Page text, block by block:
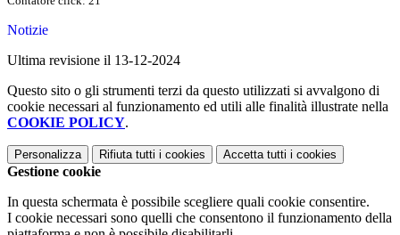
Notizie
Ultima revisione il 13-12-2024
Questo sito o gli strumenti terzi da questo utilizzati si avvalgono di
cookie necessari al funzionamento ed utili alle finalità illustrate nella
COOKIE POLICY.
Personalizza Rifiuta tutti i cookies Accetta tutti i cookies
Gestione cookie
In questa schermata è possibile scegliere quali cookie consentire.
I cookie necessari sono quelli che consentono il funzionamento della